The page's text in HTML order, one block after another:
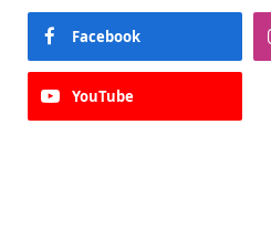
Facebook
YouTube